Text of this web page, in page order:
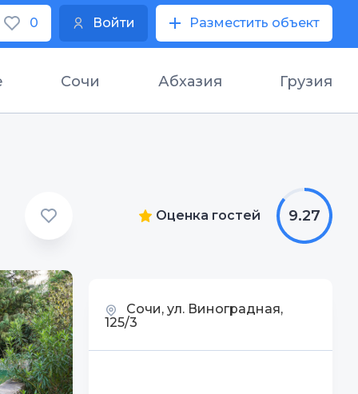
0 Войти Разместить объект
Сочи Абхазия Грузия
Оценка гостей 9.27
Сочи, ул. Виноградная,
125/3